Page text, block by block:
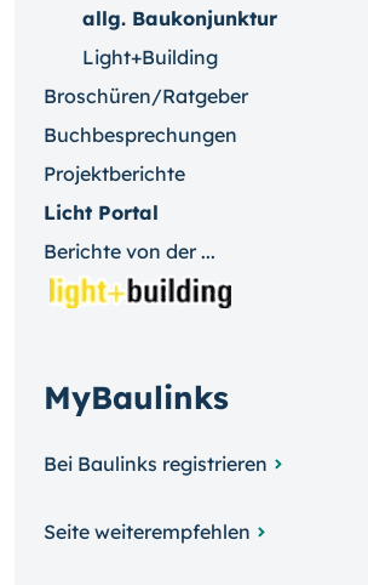
allg. Baukonjunktur
Light+Building
Broschüren/Ratgeber
Buchbesprechungen
Projektberichte
Licht Portal
Berichte von der ...
MyBaulinks
Bei Baulinks registrieren
Seite weiterempfehlen